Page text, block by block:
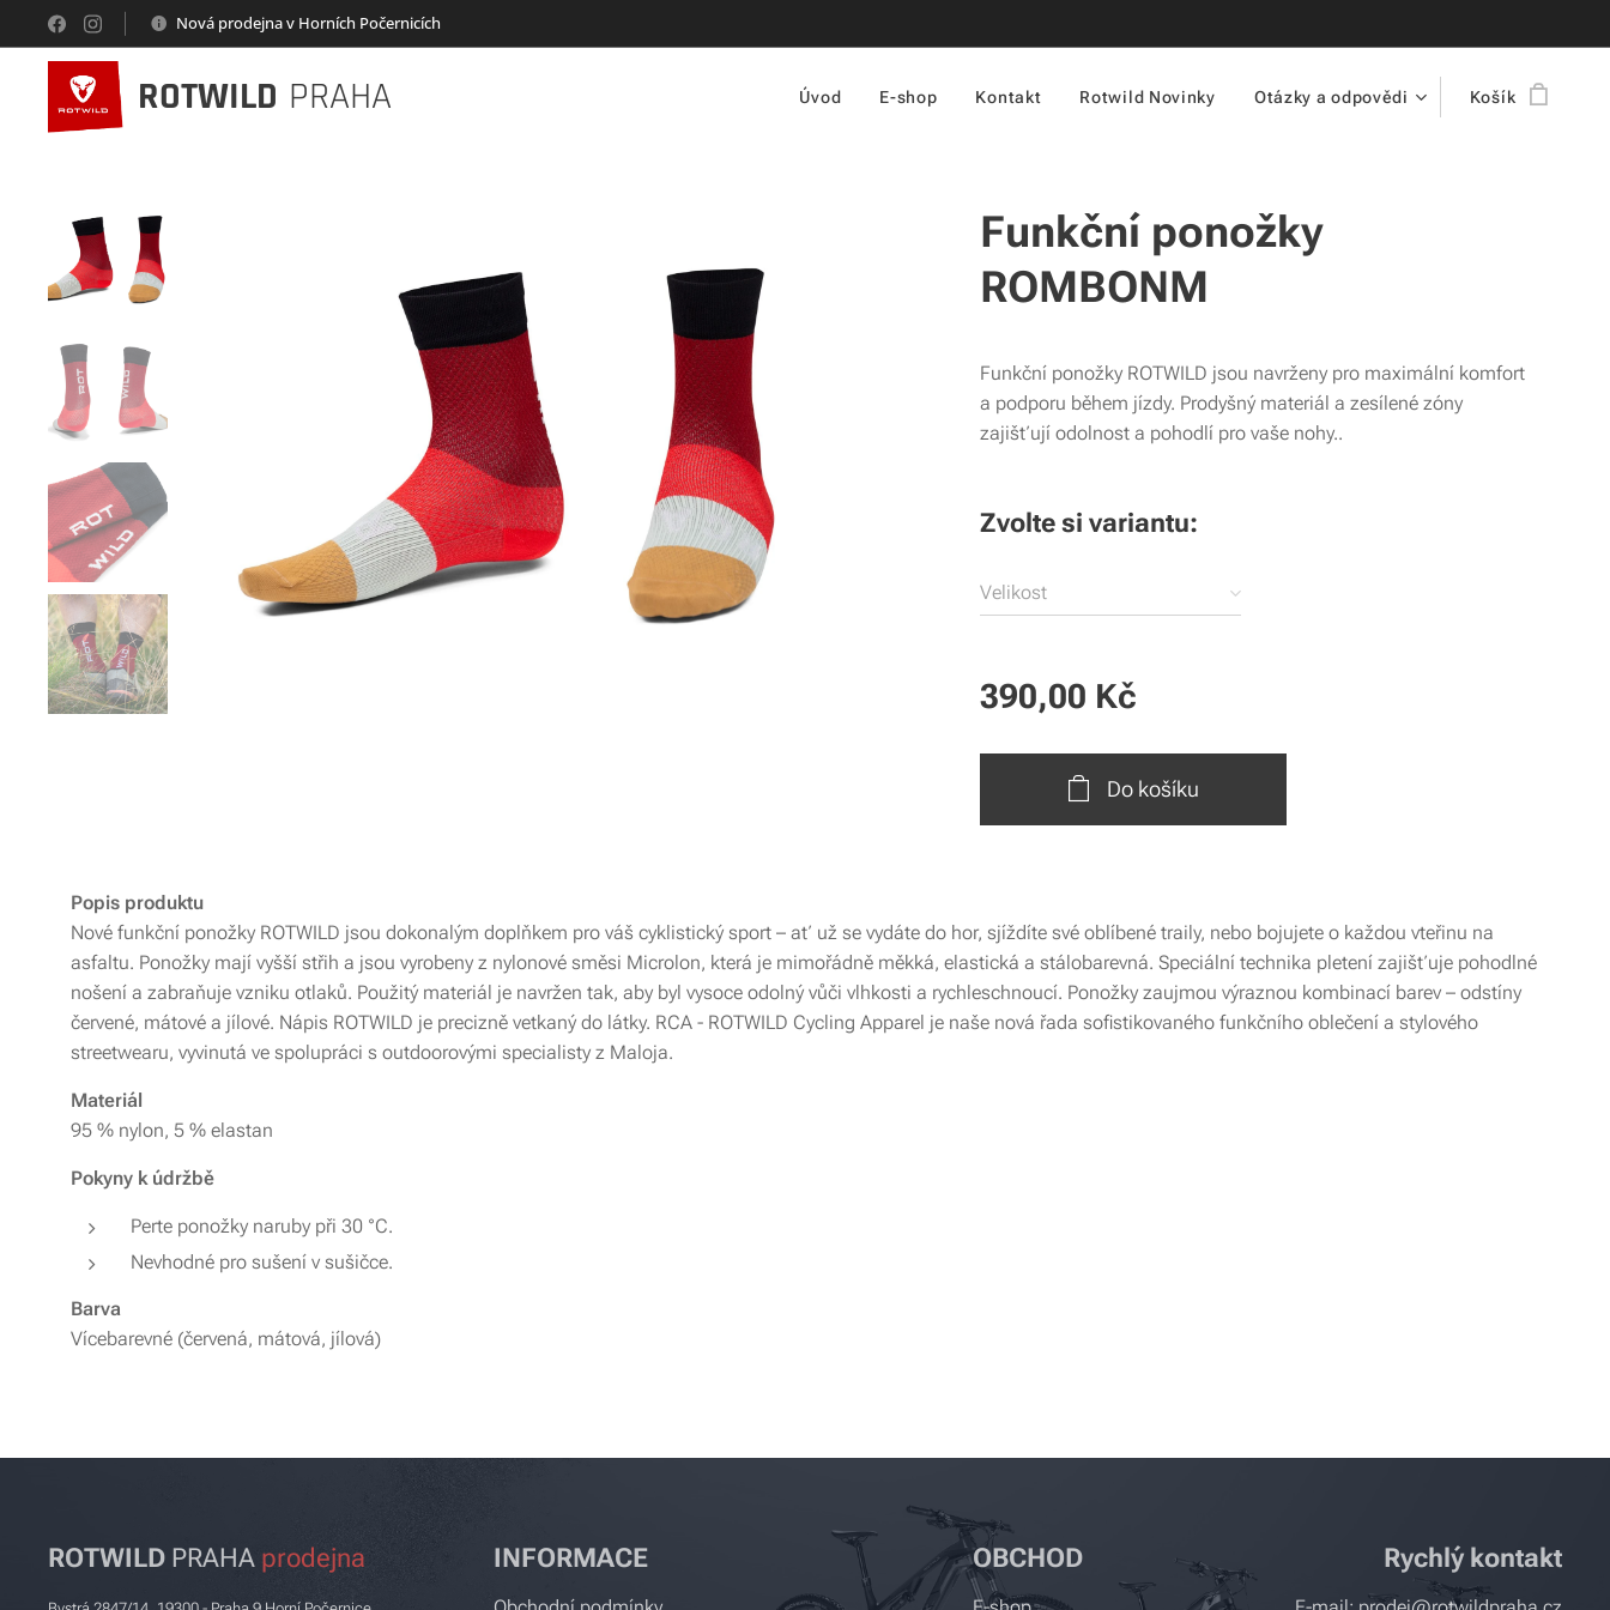
Nová prodejna v Horních Počernicích
ROTWILD PRAHA Úvod E-shop Kontakt Rotwild Novinky Otázky a odpovědi Košík
Funkční ponožky
ROMBONM
Funkční ponožky ROTWILD jsou navrženy pro maximální komfort
a podporu během jízdy. Prodyšný materiál a zesílené zóny
zajišťují odolnost a pohodlí pro vaše nohy..
Zvolte si variantu:
Velikost
390,00 Kč
Do košíku
Popis produktu
Nové funkční ponožky ROTWILD jsou dokonalým doplňkem pro váš cyklistický sport – ať už se vydáte do hor, sjíždíte své oblíbené traily, nebo bojujete o každou vteřinu na
asfaltu. Ponožky mají vyšší střih a jsou vyrobeny z nylonové směsi Microlon, která je mimořádně měkká, elastická a stálobarevná. Speciální technika pletení zajišťuje pohodlné
nošení a zabraňuje vzniku otlaků. Použitý materiál je navržen tak, aby byl vysoce odolný vůči vlhkosti a rychleschnoucí. Ponožky zaujmou výraznou kombinací barev – odstíny
červené, mátové a jílové. Nápis ROTWILD je precizně vetkaný do látky. RCA - ROTWILD Cycling Apparel je naše nová řada sofistikovaného funkčního oblečení a stylového
streetwearu, vyvinutá ve spolupráci s outdoorovými specialisty z Maloja.
Materiál
95 % nylon, 5 % elastan
Pokyny k údržbě
Perte ponožky naruby při 30 °C.
Nevhodné pro sušení v sušičce.
Barva
Vícebarevné (červená, mátová, jílová)
ROTWILD PRAHA prodejna INFORMACE OBCHOD Rychlý kontakt